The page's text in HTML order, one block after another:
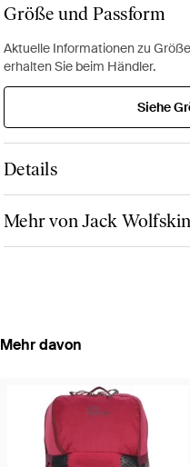
Größe und Passform
Aktuelle Informationen zu
erhalten Sie beim Händler.
Siehe
Details
Mehr von Jack
Mehr davon